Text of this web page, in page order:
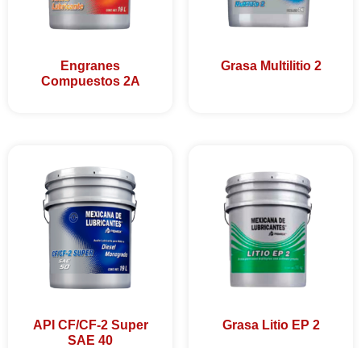
Engranes
Compuestos 2A
Grasa Multilitio 2
API CF/CF-2 Super
SAE 40
Grasa Litio EP 2